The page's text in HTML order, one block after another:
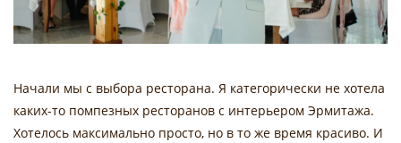
Начали мы с выбора ресторана. Я категорически не хотела
каких-то помпезных ресторанов с интерьером Эрмитажа.
Хотелось максимально просто, но в то же время красиво. И